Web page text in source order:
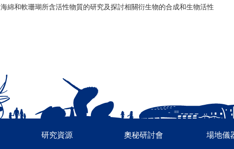
海綿和軟珊瑚所含活性物質的研究及探討相關衍生物的合成和生物活性
研究資源 奧秘研討會 場地儀